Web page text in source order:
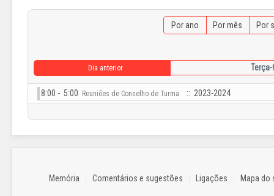
Por ano Por mês Por
Dia anterior
8:00 - 5:00 Reuniões de Conselho de Turma :: 2023-2024
Memória Comentários e sugestões Ligações Mapa do